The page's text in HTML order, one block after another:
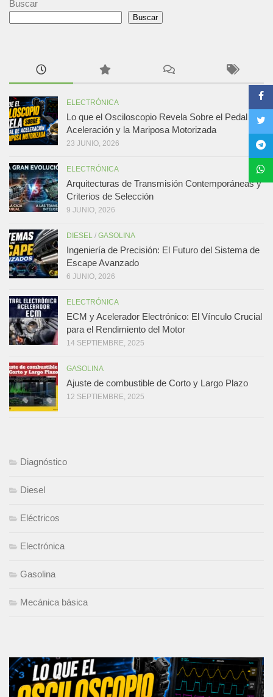
Buscar
Buscar
ELECTRÓNICA
Lo que el Osciloscopio Revela Sobre el Pedal de
Aceleración y la Mariposa Motorizada
23 JUNIO, 2026
ELECTRÓNICA
Arquitecturas de Transmisión Contemporáneas y
Criterios de Selección
9 JUNIO, 2026
DIESEL / GASOLINA
Ingeniería de Precisión: El Futuro del Sistema de
Escape Avanzado
6 JUNIO, 2026
ELECTRÓNICA
ECM y Acelerador Electrónico: El Vínculo Crucial
para el Rendimiento del Motor
14 SEPTIEMBRE, 2025
GASOLINA
Ajuste de combustible de Corto y Largo Plazo
12 SEPTIEMBRE, 2025
Diagnóstico
Diesel
Eléctricos
Electrónica
Gasolina
Mecánica básica